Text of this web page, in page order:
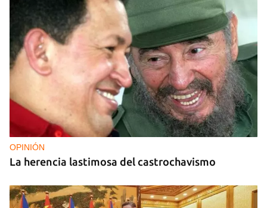
OPINIÓN
La herencia lastimosa del castrochavismo